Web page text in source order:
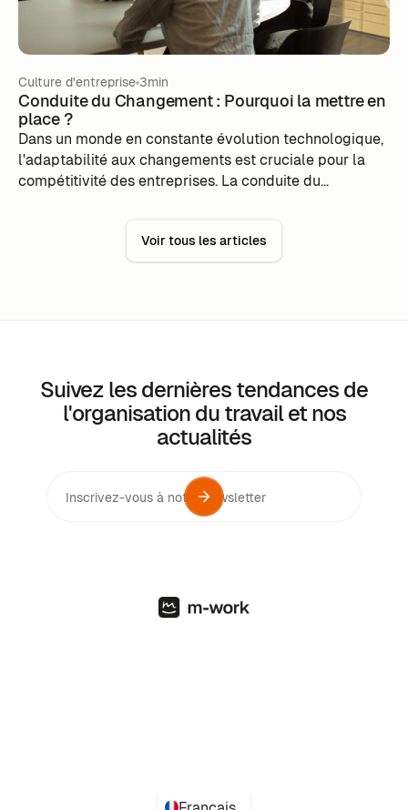
Culture d'entreprise 3min
Conduite du Changement : Pourquoi la mettre en
place ?
Dans un monde en constante évolution technologique,
l'adaptabilité aux changements est cruciale pour la
compétitivité des entreprises. La conduite du
technologies, en surmontant la résistance au
changement, optimisant le ROI, minimisant les
investissement dans un avenir prospère et innovant
pour toute organisation.
Voir tous les articles
Suivez les dernières tendances de
l'organisation du travail et nos
actualités